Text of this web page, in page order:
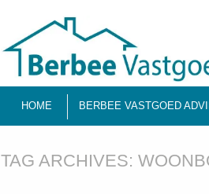
HOME BERBEE VASTGOED
TAG ARCHIVES: